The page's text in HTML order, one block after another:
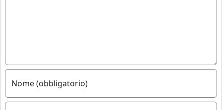
Nome (obbligatorio)